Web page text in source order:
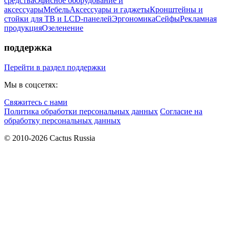
аксессуарыМебельАксессуары и гаджетыКронштейны и
стойки для ТВ и LCD-панелейЭргономикаСейфыРекламная
продукцияОзеленение
поддержка
Перейти в раздел поддержки
Мы в соцсетях:
Свяжитесь с нами
Политика обработки персональных данных Согласие на
обработку персональных данных
© 2010-2026 Cactus Russia